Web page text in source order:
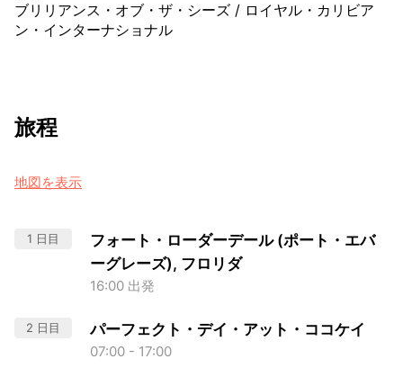
ブリリアンス・オブ・ザ・シーズ / ロイヤル・カリビア
ン・インターナショナル
旅程
地図を表示
1 日目
フォート・ローダーデール (ポート・エバ
ーグレーズ), フロリダ
16:00 出発
2 日目 パーフェクト・デイ・アット・ココケイ
07:00 - 17:00